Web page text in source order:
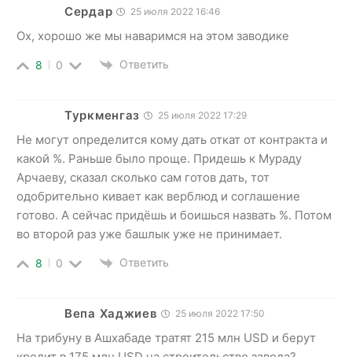
Сердар 25 июля 2022 16:46
Ох, хорошо же мы наваримся на этом заводике
8 0 Ответить
Туркменгаз 25 июля 2022 17:29
Не могут определится кому дать откат от контракта и
какой %. Раньше было проще. Придешь к Мураду
Арчаеву, сказал сколько сам готов дать, тот
одобрительно кивает как верблюд и соглашение
готово. А сейчас придёшь и боишься назвать %. Потом
во второй раз уже башлык уже не принимает.
8 0 Ответить
Вепа Хаджиев 25 июля 2022 17:50
На трибуну в Ашхабаде тратят 215 млн USD и берут